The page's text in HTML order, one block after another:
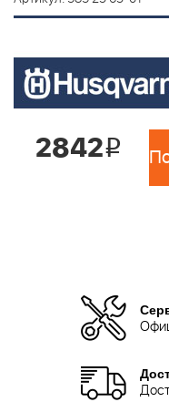
2842i